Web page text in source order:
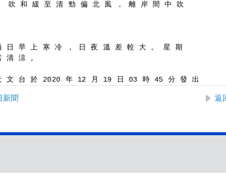
吹 和 緩 至 清 勁 偏 北 風 ， 離 岸 間 中 吹
日 早 上 寒 冷 ， 日 夜 溫 差 較 大 。 星 期
清 涼 。
文 台 於 2020 年 12 月 19 日 03 時 45 分 發 出
新聞 返